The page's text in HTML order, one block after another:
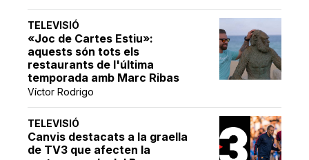
TELEVISIÓ
«Joc de Cartes Estiu»:
aquests són tots els
restaurants de l'última
temporada amb Marc Ribas
Víctor Rodrigo
TELEVISIÓ
Canvis destacats a la graella
de TV3 que afecten la